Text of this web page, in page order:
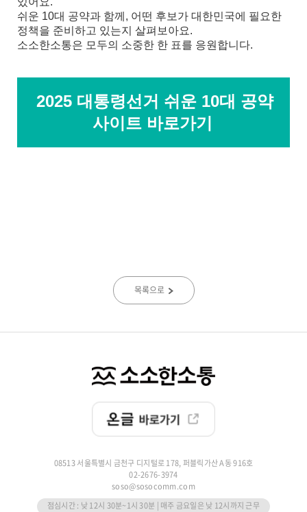
쉬운 10대 공약과 함께, 어떤 후보가 대한민국에 필요한
정책을 준비하고 있는지 살펴보아요.
소소한소통은 모두의 소중한 한 표를 응원합니다.
2025 대통령선거 쉬운 10대 공약
사이트 바로가기
목록으로
08513 서울특별시 금천구 디지털로 178, 퍼블릭가산 A동 916호
02-2676-3974
soso@sosocomm.com
점심시간 : 낮 12시 30분~1시 30분 | 매주 금요일은 낮 12시까지 근무